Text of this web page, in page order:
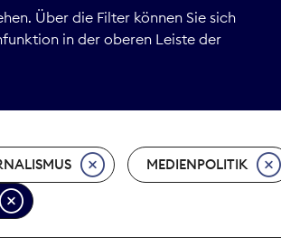
Print
Über die Filter können Sie sich
in der oberen Leiste der
MEDIENPOLITIK